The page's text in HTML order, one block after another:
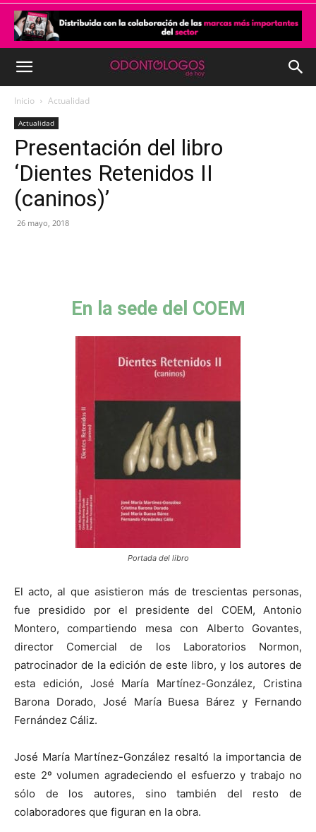
Inicio Actualidad
Actualidad
Presentación del libro
‘Dientes Retenidos II
(caninos)’
26 mayo, 2018
En la sede del COEM
Portada del libro
El acto, al que asistieron más de trescientas personas,
fue presidido por el presidente del COEM, Antonio
Montero, compartiendo mesa con Alberto Govantes,
director Comercial de los Laboratorios Normon,
patrocinador de la edición de este libro, y los autores de
esta edición, José María Martínez-González, Cristina
Barona Dorado, José María Buesa Bárez y Fernando
Fernández Cáliz.
José María Martínez-González resaltó la importancia de
este 2º volumen agradeciendo el esfuerzo y trabajo no
sólo de los autores, sino también del resto de
colaboradores que figuran en la obra.